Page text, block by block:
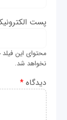
پست
محتوای این
نخواهد شد.
دیدگاه*